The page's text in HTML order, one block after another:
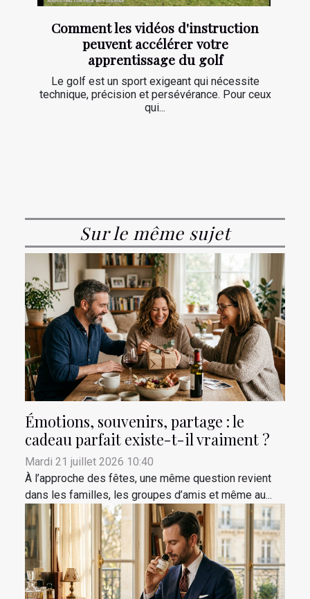
Comment les vidéos d'instruction
peuvent accélérer votre
apprentissage du golf
Le golf est un sport exigeant qui nécessite
technique, précision et persévérance. Pour ceux
qui...
Sur le même sujet
Émotions, souvenirs, partage : le
cadeau parfait existe-t-il vraiment ?
Mardi 21 juillet 2026 10:40
À l’approche des fêtes, une même question revient
dans les familles, les groupes d’amis et même au...